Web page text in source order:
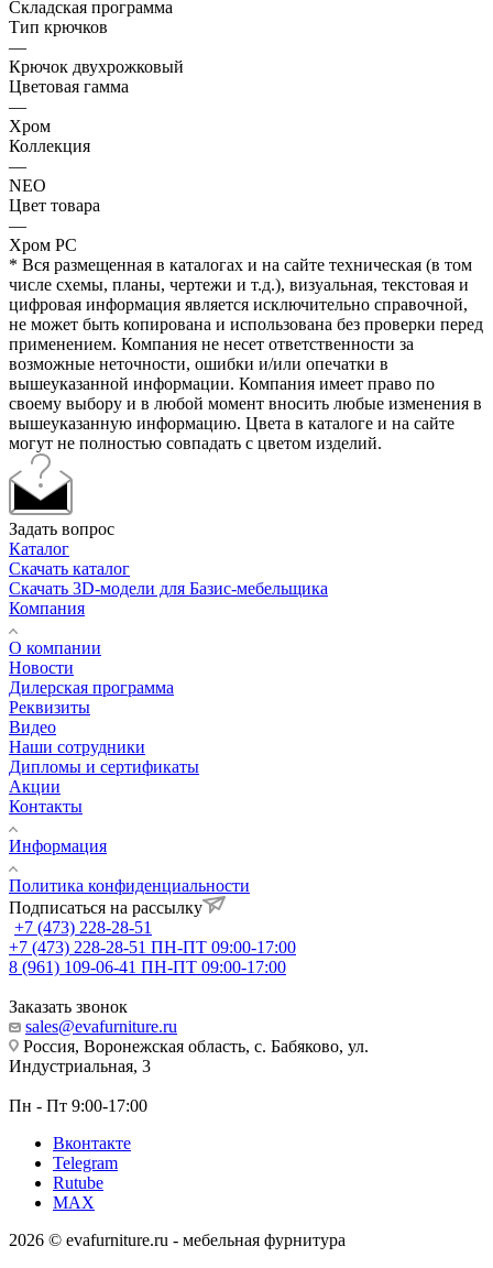
Складская программа
Тип крючков
—
Крючок двухрожковый
Цветовая гамма
—
Хром
Коллекция
—
NEO
Цвет товара
—
Хром PC
* Вся размещенная в каталогах и на сайте техническая (в том
числе схемы, планы, чертежи и т.д.), визуальная, текстовая и
цифровая информация является исключительно справочной,
не может быть копирована и использована без проверки перед
применением. Компания не несет ответственности за
возможные неточности, ошибки и/или опечатки в
вышеуказанной информации. Компания имеет право по
своему выбору и в любой момент вносить любые изменения в
вышеуказанную информацию. Цвета в каталоге и на сайте
могут не полностью совпадать с цветом изделий.
Задать вопрос
Каталог
Скачать каталог
Скачать 3D-модели для Базис-мебельщика
Компания
О компании
Новости
Дилерская программа
Реквизиты
Видео
Наши сотрудники
Дипломы и сертификаты
Акции
Контакты
Информация
Политика конфиденциальности
Подписаться на рассылку
+7 (473) 228-28-51
+7 (473) 228-28-51 ПН-ПТ 09:00-17:00
8 (961) 109-06-41 ПН-ПТ 09:00-17:00
Заказать звонок
sales@evafurniture.ru
Россия, Воронежская область, с. Бабяково, ул.
Индустриальная, 3
Пн - Пт 9:00-17:00
Вконтакте
Telegram
Rutube
MAX
2026 © evafurniture.ru - мебельная фурнитура